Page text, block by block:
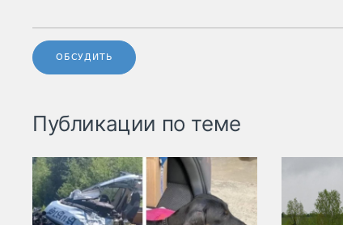
ОБСУДИТЬ
Публикации по теме